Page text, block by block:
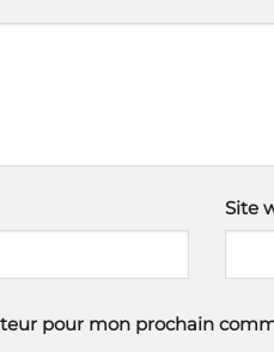
Site
pour mon prochain